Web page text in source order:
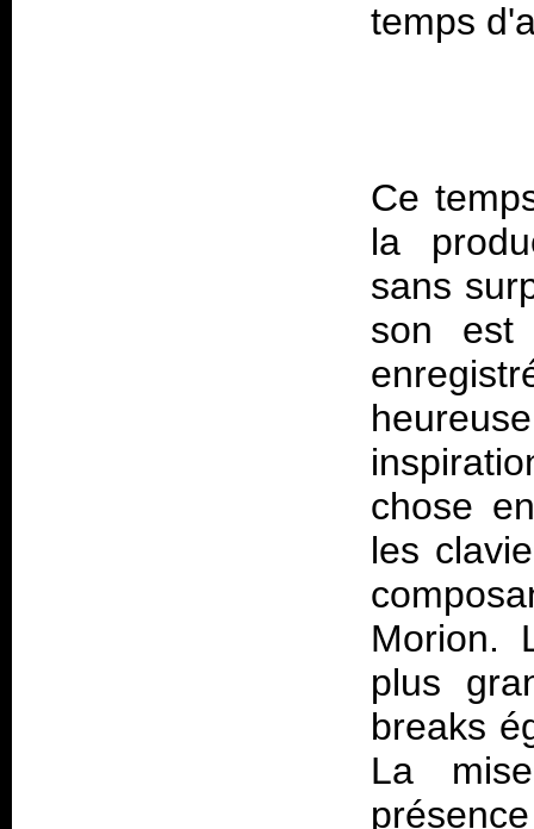
Ce
la
sans
son est
chose
les
Morion.
plus
breaks
La